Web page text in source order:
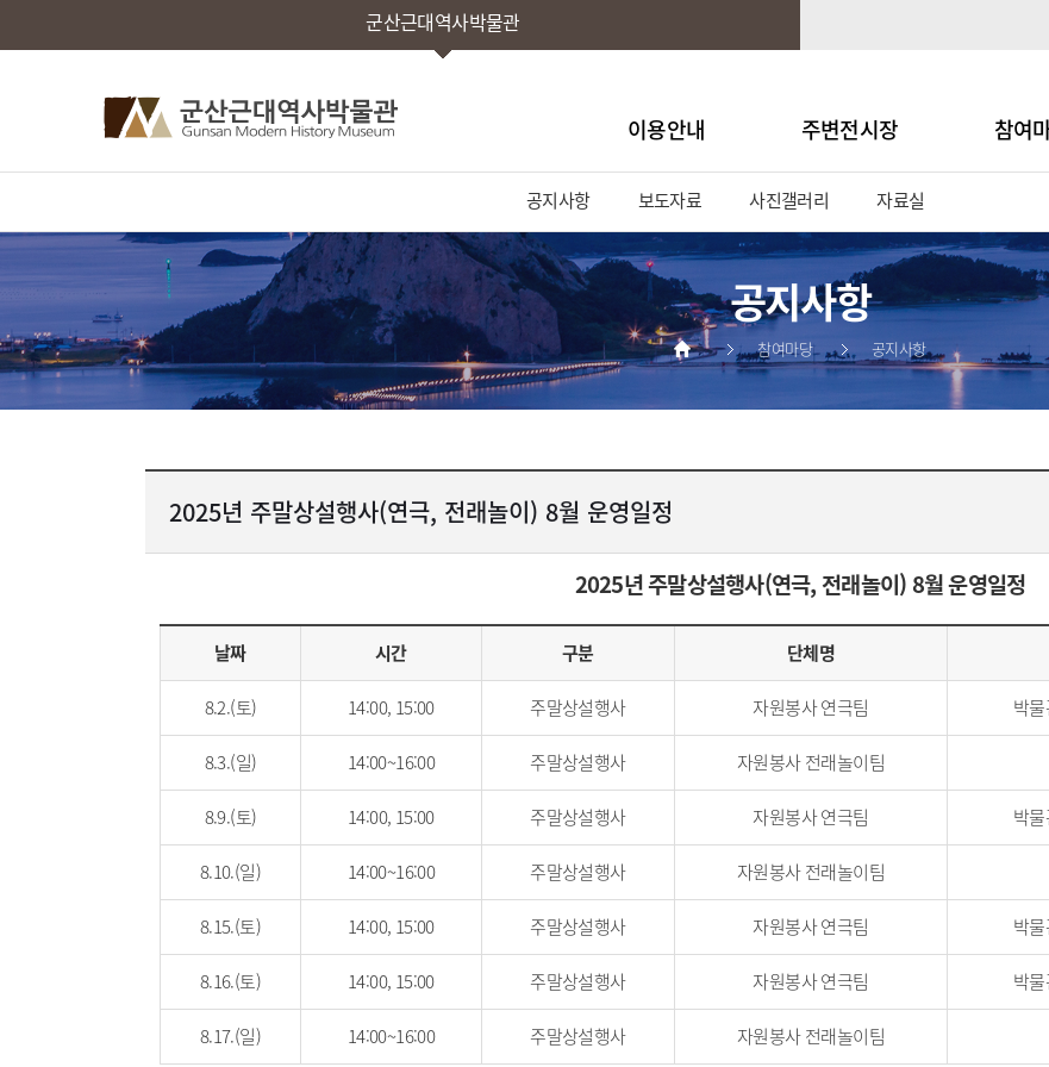
군산근대역사박물관
이용안내 주변전시장 참여
공지사항 보도자료 사진갤러리 자료실
공지사항
참여마당 공지사항
2025년 주말상설행사(연극, 전래놀이) 8월 운영일정
2025년 주말상설행사(연극, 전래놀이) 8월 운영일정
날짜 시간 구분 단체명
8.2.(토) 14:00, 15:00 주말상설행사 자원봉사 연극팀 박
8.3.(일) 14:00~16:00 주말상설행사 자원봉사 전래놀이팀
8.9.(토) 14:00, 15:00 주말상설행사 자원봉사 연극팀 박
8.10.(일) 14:00~16:00 주말상설행사 자원봉사 전래놀이팀
8.15.(토) 14:00, 15:00 주말상설행사 자원봉사 연극팀 박
8.16.(토) 14:00, 15:00 주말상설행사 자원봉사 연극팀 박
8.17.(일) 14:00~16:00 주말상설행사 자원봉사 전래놀이팀